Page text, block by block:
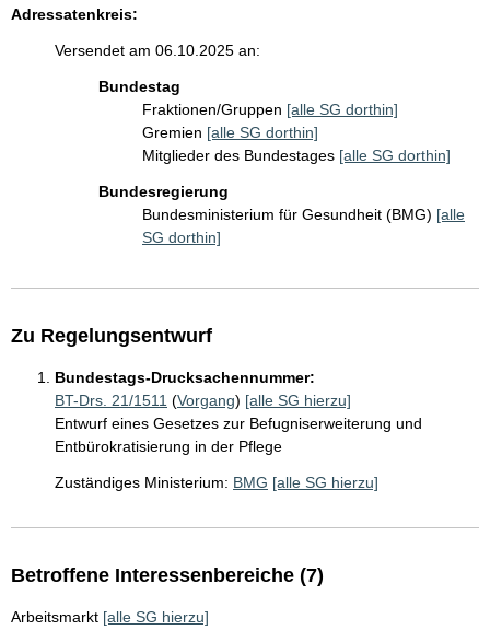
Adressatenkreis:
Versendet am 06.10.2025 an:
Bundestag
Fraktionen/Gruppen [alle SG dorthin]
Gremien [alle SG dorthin]
Mitglieder des Bundestages [alle SG dorthin]
Bundesregierung
Bundesministerium für Gesundheit (BMG) [alle
SG dorthin]
Zu Regelungsentwurf
Bundestags-Drucksachennummer:
BT-Drs. 21/1511 (Vorgang) [alle SG hierzu]
Entwurf eines Gesetzes zur Befugniserweiterung und
Entbürokratisierung in der Pflege
Zuständiges Ministerium: BMG [alle SG hierzu]
Betroffene Interessenbereiche (7)
Arbeitsmarkt [alle SG hierzu]